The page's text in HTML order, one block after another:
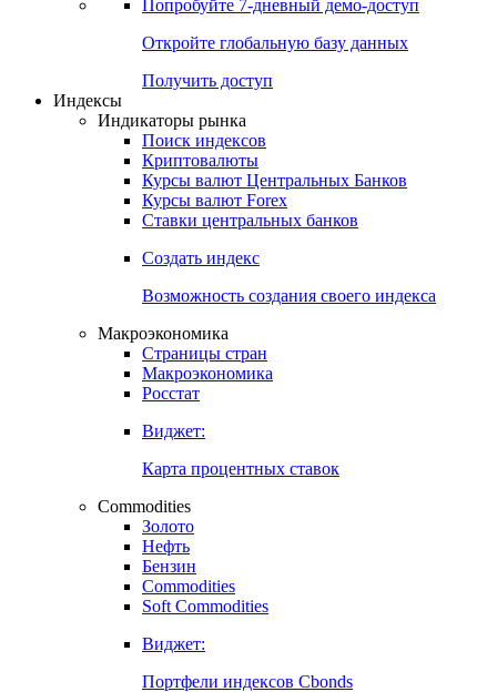
Попробуйте 7-дневный демо-доступ
Откройте глобальную базу данных
Получить доступ
Индексы
Индикаторы рынка
Поиск индексов
Криптовалюты
Курсы валют Центральных Банков
Курсы валют Forex
Ставки центральных банков
Создать индекс
Возможность создания своего индекса
Макроэкономика
Страницы стран
Макроэкономика
Росстат
Виджет:
Карта процентных ставок
Commodities
Золото
Нефть
Бензин
Commodities
Soft Commodities
Виджет:
Портфели индексов Cbonds